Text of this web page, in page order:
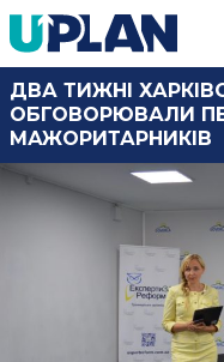
ДВА ТИЖНІ
ОБГОВОРЮВАЛИ
МАЖОРИТАРНИКІВ